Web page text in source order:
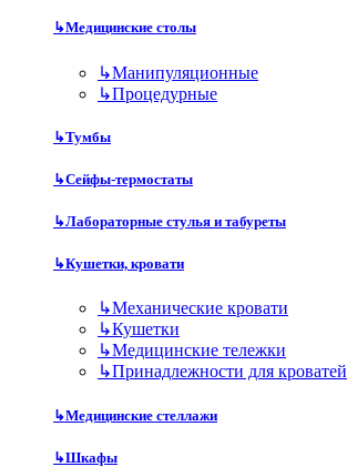
↳Медицинские столы
↳Манипуляционные
↳Процедурные
↳Тумбы
↳Сейфы-термостаты
↳Лабораторные стулья и табуреты
↳Кушетки, кровати
↳Механические кровати
↳Кушетки
↳Медицинские тележки
↳Принадлежности для кроватей
↳Медицинские стеллажи
↳Шкафы